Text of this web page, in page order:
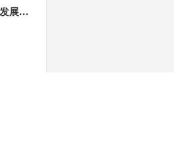
国民经济和社会发展统计信息